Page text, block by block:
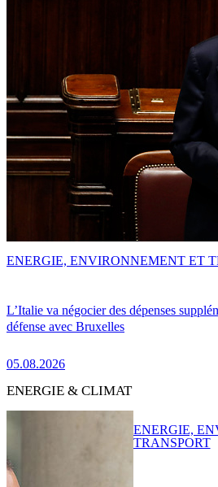
L’Italie va négocier des dépenses
défense avec Bruxelles
05.08.2026
ENERGIE, ENVIRONNEMENT ET
ENERGIE & CLIMAT
ENERGIE,
TRANSPORT